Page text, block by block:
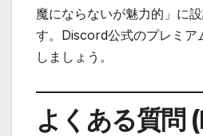
魔にならないが魅力的」に
す。Discord公式のプレミア
しましょう。
よくある質問